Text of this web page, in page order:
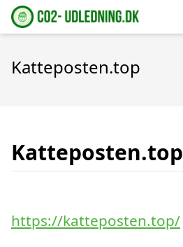
Katteposten.top
Katteposten.top
https://katteposten.top/